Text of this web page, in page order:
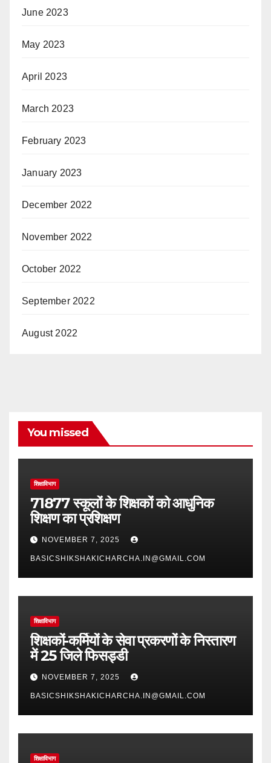
June 2023
May 2023
April 2023
March 2023
February 2023
January 2023
December 2022
November 2022
October 2022
September 2022
August 2022
You missed
शिक्षाविभाग
71877 स्कूलों के शिक्षकों को आधुनिक
शिक्षण का प्रशिक्षण
NOVEMBER 7, 2025
BASICSHIKSHAKICHARCHA.IN@GMAIL.COM
शिक्षाविभाग
शिक्षकों-कर्मियों के सेवा प्रकरणों के निस्तारण
में 25 जिले फिसड्डी
NOVEMBER 7, 2025
BASICSHIKSHAKICHARCHA.IN@GMAIL.COM
शिक्षाविभाग